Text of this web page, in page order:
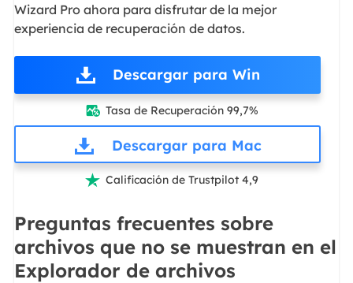
Wizard Pro ahora para disfrutar de la mejor
experiencia de recuperación de datos.
Descargar para Win
 Tasa de Recuperación 99,7%
Descargar para Mac
 Calificación de Trustpilot 4,9
Preguntas frecuentes sobre
archivos que no se muestran en el
Explorador de archivos